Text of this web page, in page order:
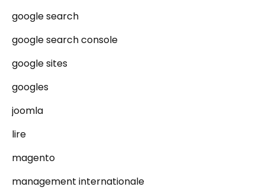
google search
google search console
google sites
googles
joomla
lire
magento
management internationale